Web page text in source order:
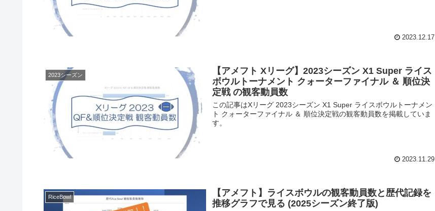
2023.12.17
2023シーズン
【アメフト Xリーグ】2023シーズン X1 Super ライス
ボウルトーナメント クォーターファイナル ＆ 順位決
定戦 の観客動員数
この記事はXリーグ 2023シーズン X1 Super ライスボウルトーナメン
ト クォーターファイナル ＆ 順位決定戦の観客動員数を掲載していま
す。
2023.11.29
RiceBowl
【アメフト】ライスボウルの観客動員数と歴代記録を
推移グラフで見る (2025シーズン終了版)